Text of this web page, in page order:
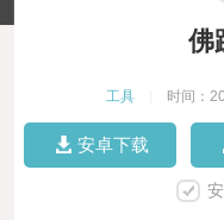
佛
工具 时间：
安卓下载